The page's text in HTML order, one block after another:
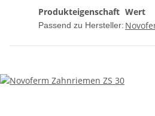
Produkteigenschaft Wert
Passend zu Hersteller: